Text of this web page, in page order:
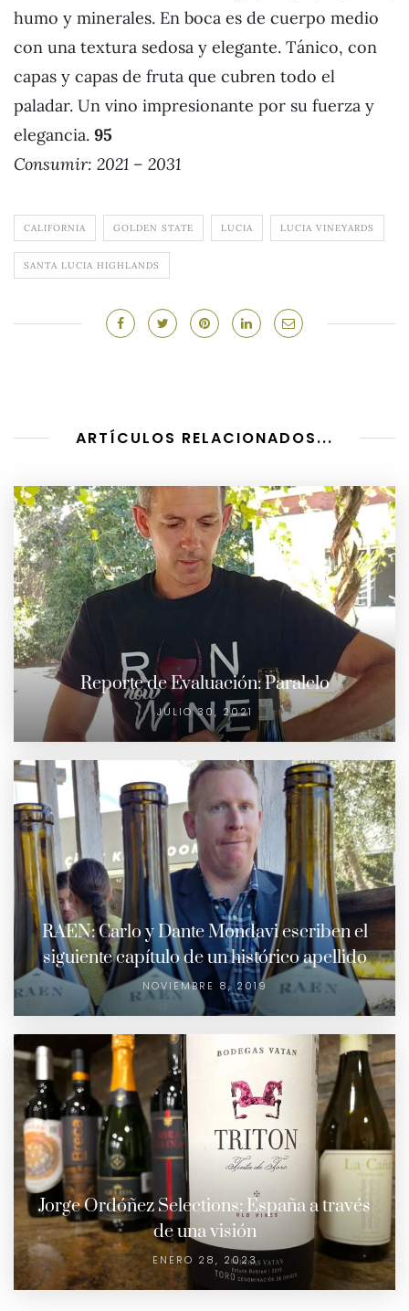
humo y minerales. En boca es de cuerpo medio
con una textura sedosa y elegante. Tánico, con
capas y capas de fruta que cubren todo el
paladar. Un vino impresionante por su fuerza y
elegancia. 95
Consumir: 2021 – 2031
CALIFORNIA GOLDEN STATE LUCIA LUCIA VINEYARDS
SANTA LUCIA HIGHLANDS
ARTÍCULOS RELACIONADOS...
Reporte de Evaluación: Paralelo
JULIO 30, 2021
RAEN: Carlo y Dante Mondavi escriben el
siguiente capítulo de un histórico apellido
NOVIEMBRE 8, 2019
Jorge Ordóñez Selections: España a través
de una visión
ENERO 28, 2023